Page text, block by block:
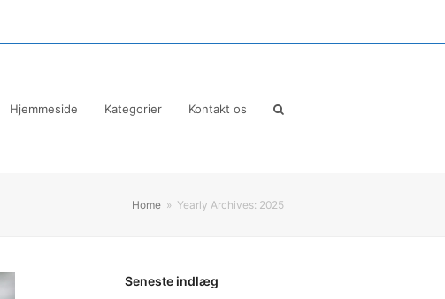
Hjemmeside Kategorier Kontakt os
Home » Yearly Archives: 2025
Seneste indlæg